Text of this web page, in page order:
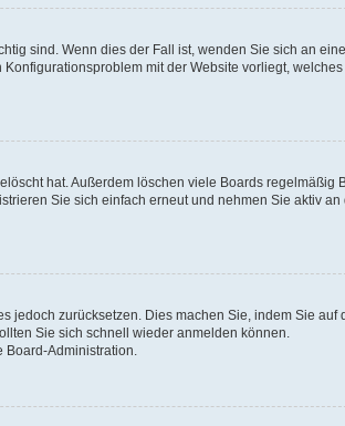
sind. Wenn dies der Fall ist, wenden Sie sich an
mit der Website vorliegt, welches
hat. Außerdem löschen viele Boards regelmäßig
Sie sich einfach erneut und nehmen Sie aktiv an
jedoch zurücksetzen. Dies machen Sie, indem Sie auf
Sie sich schnell wieder anmelden können.
Board-Administration.